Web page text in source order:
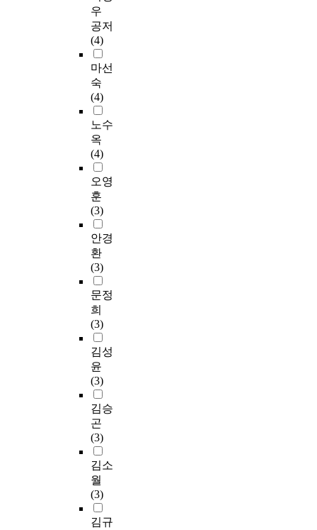
우
공저
(4)
마선
숙
(4)
노수
옥
(4)
오영
훈
(3)
안경
환
(3)
문정
희
(3)
김성
윤
(3)
김승
곤
(3)
김소
월
(3)
김규